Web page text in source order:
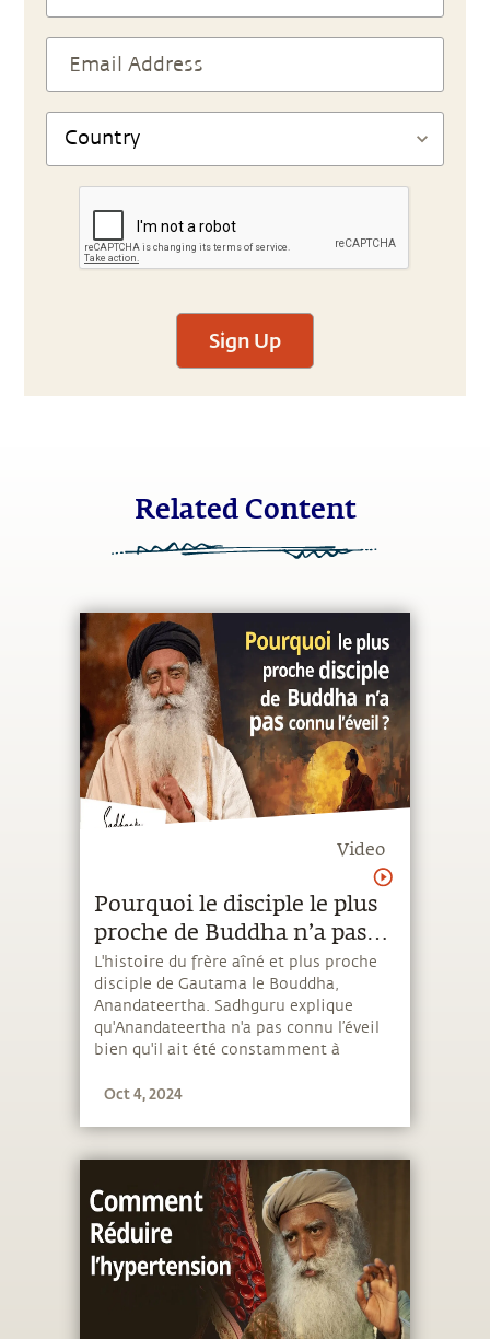
Sign Up
Related Content
Video
Pourquoi le disciple le plus
proche de Buddha n’a pas
connu l’éveil
L'histoire du frère aîné et plus proche
disciple de Gautama le Bouddha,
Anandateertha. Sadhguru explique
qu'Anandateertha n'a pas connu l’éveil
bien qu'il ait été constamment à
d'élucider le fait que la proximité ne
compte.
Oct 4, 2024